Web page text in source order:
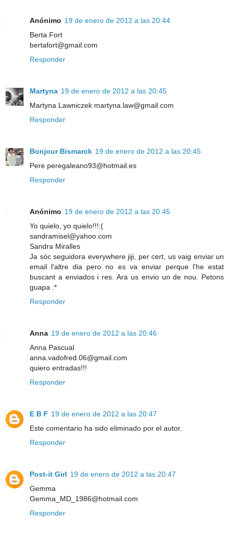
Anónimo 19 de enero de 2012 a las 20:44
Berta Fort
bertafort@gmail.com
Responder
Martyna 19 de enero de 2012 a las 20:45
Martyna Lawniczek martyna.law@gmail.com
Responder
Bonjour Bismarck 19 de enero de 2012 a las 20:45
Pere peregaleano93@hotmail.es
Responder
Anónimo 19 de enero de 2012 a las 20:45
Yo quielo, yo quielo!!!:(
sandramisel@yahoo.com
Sandra Miralles
Ja sóc seguidora everywhere jiji, per cert, us vaig enviar un
email l'altre dia pero no es va enviar perque l'he estat
buscant a enviados i res. Ara us envio un de nou. Petons
guapa :*
Responder
Anna 19 de enero de 2012 a las 20:46
Anna Pascual
anna.vadofred.06@gmail.com
quiero entradas!!!
Responder
E B F 19 de enero de 2012 a las 20:47
Este comentario ha sido eliminado por el autor.
Responder
Post-it Girl 19 de enero de 2012 a las 20:47
Gemma
Gemma_MD_1986@hotmail.com
Responder